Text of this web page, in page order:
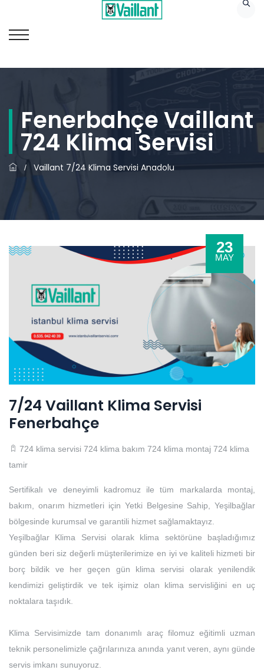
Fenerbahçe Vaillant
724 Klima Servisi
/ Vaillant 7/24 Klima Servisi Anadolu
23
MAY
7/24 Vaillant Klima Servisi
Fenerbahçe
724 klima servisi 724 klima bakım 724 klima montaj 724 klima
tamir
Sertifikalı ve deneyimli kadromuz ile tüm markalarda montaj,
bakım, onarım hizmetleri için Yetki Belgesine Sahip, Yeşilbağlar
bölgesinde kurumsal ve garantili hizmet sağlamaktayız.
Yeşilbağlar Klima Servisi olarak klima sektörüne başladığımız
günden beri siz değerli müşterilerimize en iyi ve kaliteli hizmeti bir
borç bildik ve her geçen gün klima servisi olarak yenilendik
kendimizi geliştirdik ve tek işimiz olan klima servisliğini en uç
noktalara taşıdık.
Klima Servisimizde tam donanımlı araç filomuz eğitimli uzman
teknik personelimizle çağrılarınıza anında yanıt veren, aynı günde
servis imkanı sunuyoruz.